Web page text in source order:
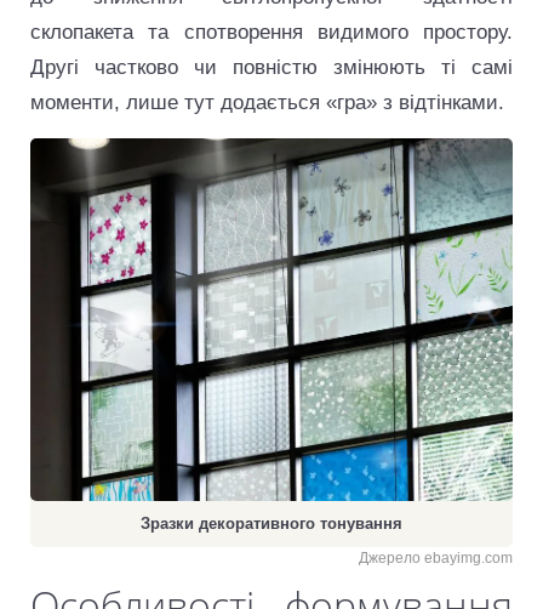
склопакета та спотворення видимого простору.
Другі частково чи повністю змінюють ті самі
моменти, лише тут додається «гра» з відтінками.
Зразки декоративного тонування
Джерело ebayimg.com